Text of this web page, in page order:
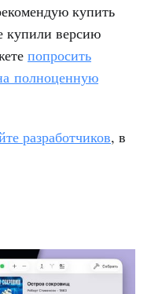
купить
купили версию
попросить
полноценную
разработчиков, в